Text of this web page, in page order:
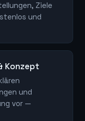
Ziele
und
Konzept
und
vor —